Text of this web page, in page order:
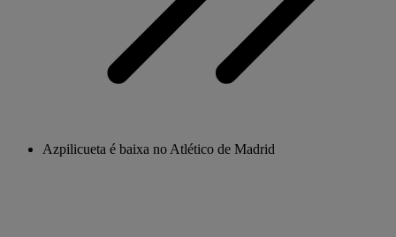
Azpilicueta é baixa no Atlético de Madrid